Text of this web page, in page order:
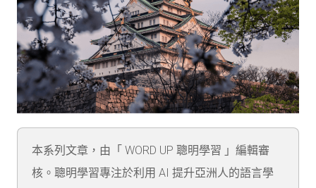
本系列文章，由「 WORD UP 聰明學習 」編輯審
核。聰明學習專注於利用 AI 提升亞洲人的語言學